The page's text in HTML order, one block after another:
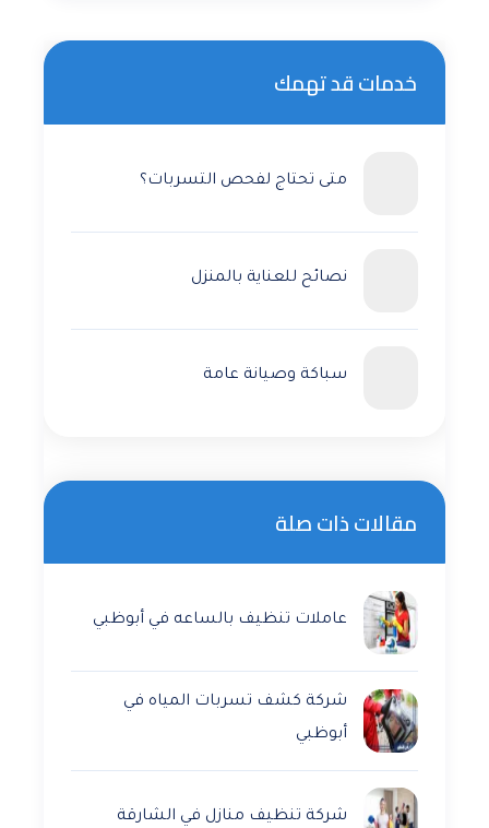
خدمات قد تهمك
متى تحتاج لفحص التسربات؟
نصائح للعناية بالمنزل
سباكة وصيانة عامة
مقالات ذات صلة
عاملات تنظيف بالساعه في أبوظبي
شركة كشف تسربات المياه في
أبوظبي
شركة تنظيف منازل في الشارقة